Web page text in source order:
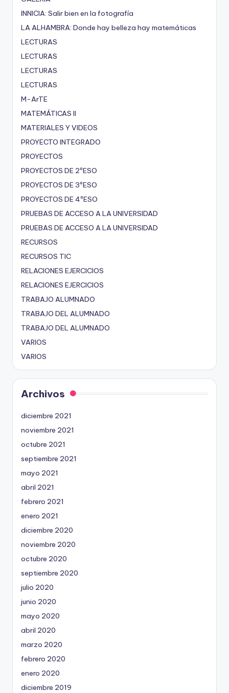
INNICIA: Salir bien en la fotografía
LA ALHAMBRA: Donde hay belleza hay matemáticas
LECTURAS
LECTURAS
LECTURAS
LECTURAS
M-ArTE
MATEMÁTICAS II
MATERIALES Y VIDEOS
PROYECTO INTEGRADO
PROYECTOS
PROYECTOS DE 2ºESO
PROYECTOS DE 3ºESO
PROYECTOS DE 4ºESO
PRUEBAS DE ACCESO A LA UNIVERSIDAD
PRUEBAS DE ACCESO A LA UNIVERSIDAD
RECURSOS
RECURSOS TIC
RELACIONES EJERCICIOS
RELACIONES EJERCICIOS
TRABAJO ALUMNADO
TRABAJO DEL ALUMNADO
TRABAJO DEL ALUMNADO
VARIOS
VARIOS
Archivos
diciembre 2021
noviembre 2021
octubre 2021
septiembre 2021
mayo 2021
abril 2021
febrero 2021
enero 2021
diciembre 2020
noviembre 2020
octubre 2020
septiembre 2020
julio 2020
junio 2020
mayo 2020
abril 2020
marzo 2020
febrero 2020
enero 2020
diciembre 2019